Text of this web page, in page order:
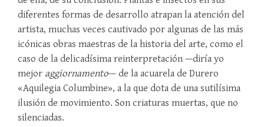
diferentes formas de desarrollo atrapan la atención del
artista, muchas veces cautivado por algunas de las más
icónicas obras maestras de la historia del arte, como el
caso de la delicadísima reinterpretación —diría yo
mejor aggiornamento— de la acuarela de Durero
«Aquilegia Columbine», a la que dota de una sutilísima
ilusión de movimiento. Son criaturas muertas, que no
silenciadas.